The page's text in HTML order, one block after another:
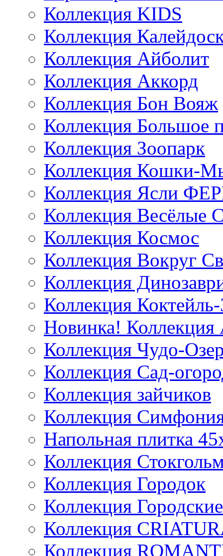
Коллекция KIDS
Коллекция
Коллекция Айболит
Коллекция Аккорд
Коллекция Бон Вояж
Коллекция Большое
Коллекция Зоопарк
Коллекция Кошки-
Коллекция Ясли
Коллекция Весёлые
Коллекция Космос
Коллекция Вокруг
Коллекция
Коллекция
Новинка! Коллекция
Коллекция Чудо-
Коллекция Сад-
Коллекция зайчиков
Коллекция
Напольная плитка
Коллекция
Коллекция Городок
Коллекция
Коллекция
Коллекция